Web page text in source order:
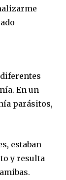
En un
parásitos,
estaban
y resulta